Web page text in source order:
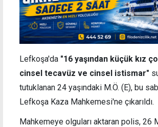
Lefkoşa'da "16 yaşından küçük kız
cinsel tecavüz ve cinsel istismar"
tutuklanan 24 yaşındaki M.Ö. (E), bu
Lefkoşa Kaza Mahkemesi'ne çıkarıldı.
Mahkemeye olguları aktaran polis, 26